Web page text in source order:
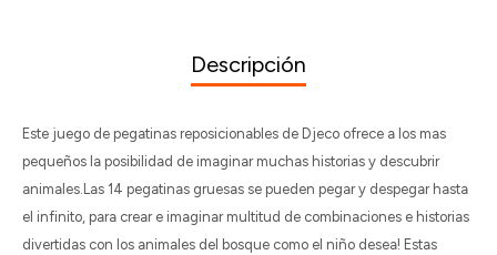
Descripción
Este juego de pegatinas reposicionables de Djeco ofrece a los mas
pequeños la posibilidad de imaginar muchas historias y descubrir
animales.Las 14 pegatinas gruesas se pueden pegar y despegar hasta
el infinito, para crear e imaginar multitud de combinaciones e historias
divertidas con los animales del bosque como el niño desea! Estas